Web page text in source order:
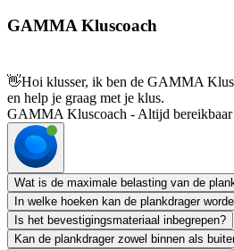
GAMMA Kluscoach
👋Hoi klusser, ik ben de GAMMA
en help je graag met je klus.
GAMMA Kluscoach - Altijd bereikbaar
Wat is de maximale belasting van de
In welke hoeken kan de plankdrager
Is het bevestigingsmateriaal inbegrepen?
Kan de plankdrager zowel binnen als